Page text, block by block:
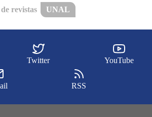
revistas UNAL
Twitter YouTube
RSS